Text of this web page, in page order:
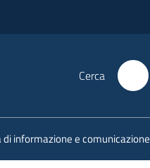
Cerca
di informazione e comunicazione